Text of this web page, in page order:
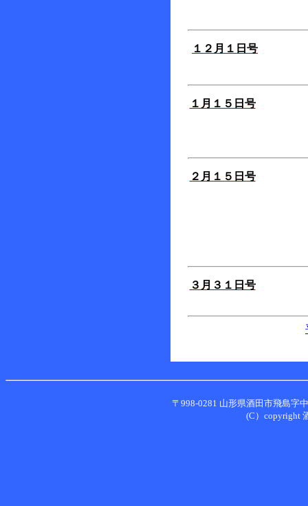
１２月１日号
１月１５日号
２月１５日号
３月３１日号
〒998-0281 山形県酒田市飛島字
(C）copyright